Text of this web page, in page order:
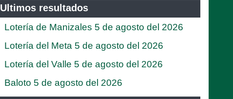
Ultimos resultados
Lotería de Manizales 5 de agosto del 2026
Lotería del Meta 5 de agosto del 2026
Lotería del Valle 5 de agosto del 2026
Baloto 5 de agosto del 2026